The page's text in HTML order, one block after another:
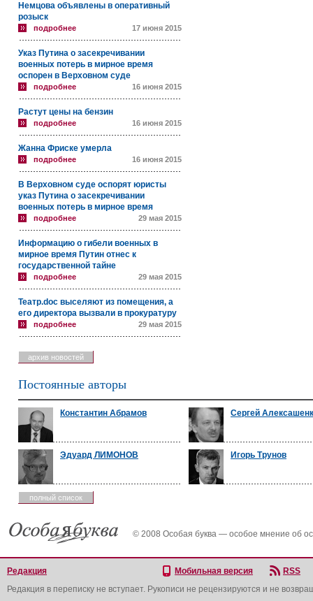
Немцова объявлены в оперативный
розыск
подробнее 17 июня 2015
Указ Путина о засекречивании
военных потерь в мирное время
оспорен в Верховном суде
подробнее 16 июня 2015
Растут цены на бензин
подробнее 16 июня 2015
Жанна Фриске умерла
подробнее 16 июня 2015
В Верховном суде оспорят юристы
указ Путина о засекречивании
военных потерь в мирное время
подробнее 29 мая 2015
Информацию о гибели военных в
мирное время Путин отнес к
государственной тайне
подробнее 29 мая 2015
Театр.doc выселяют из помещения, а
его директора вызвали в прокуратуру
подробнее 29 мая 2015
архив новостей
Постоянные авторы
Константин Абрамов Сергей
Эдуард ЛИМОНОВ Игорь Трунов
полный список
© 2008 Особая буква — особое мнение об
Редакция Мобильная версия
RSS
Редакция в переписку не вступает. Рукописи не рецензируются и не